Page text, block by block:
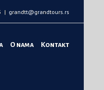
| grandtt@grandtours.rs
O nama Kontakt